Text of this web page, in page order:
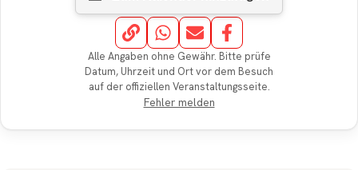
Alle Angaben ohne Gewähr. Bitte prüfe
Datum, Uhrzeit und Ort vor dem Besuch
auf der offiziellen Veranstaltungsseite.
Fehler melden